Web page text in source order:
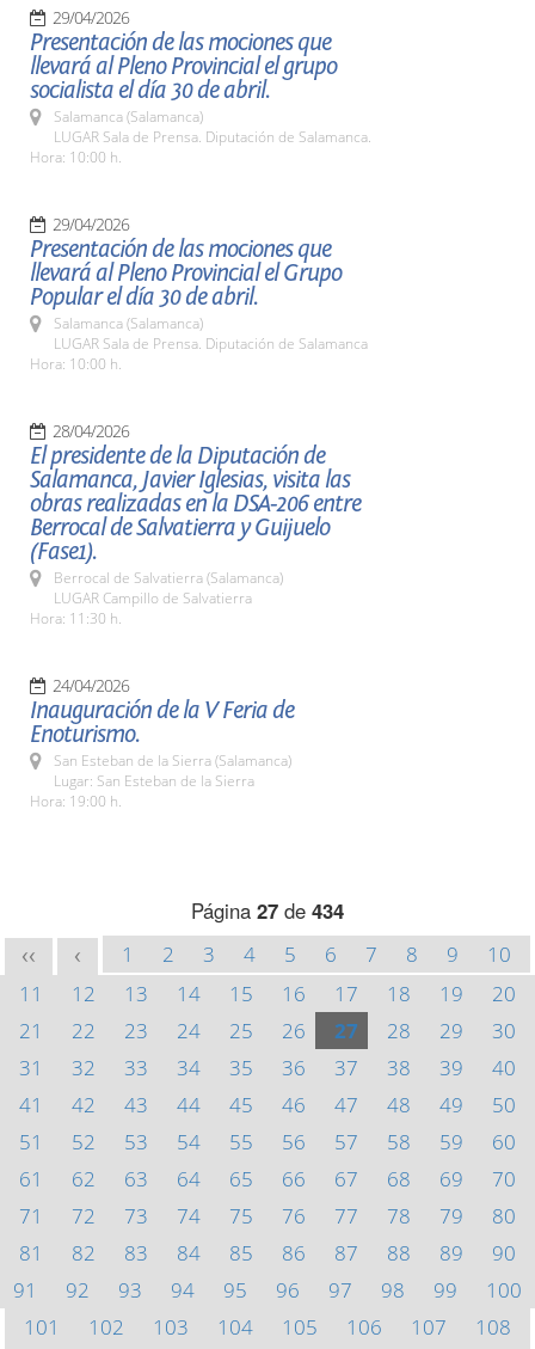
29/04/2026
Presentación de las mociones que
llevará al Pleno Provincial el grupo
socialista el día 30 de abril.
Salamanca (Salamanca)
LUGAR Sala de Prensa. Diputación de Salamanca.
Hora: 10:00 h.
29/04/2026
Presentación de las mociones que
llevará al Pleno Provincial el Grupo
Popular el día 30 de abril.
Salamanca (Salamanca)
LUGAR Sala de Prensa. Diputación de Salamanca
Hora: 10:00 h.
28/04/2026
El presidente de la Diputación de
Salamanca, Javier Iglesias, visita las
obras realizadas en la DSA-206 entre
Berrocal de Salvatierra y Guijuelo
(Fase1).
Berrocal de Salvatierra (Salamanca)
LUGAR Campillo de Salvatierra
Hora: 11:30 h.
24/04/2026
Inauguración de la V Feria de
Enoturismo.
San Esteban de la Sierra (Salamanca)
Lugar: San Esteban de la Sierra
Hora: 19:00 h.
Página 27 de 434
<< < 1 2 3 4 5 6 7 8 9
10
11
12 13 14 15 16 17 18 19
20
21
22 23 24 25 26 27 28 29
30
31
32 33 34 35 36 37 38 39
40
41
42 43 44 45 46 47 48 49
50
51
52 53 54 55 56 57 58 59
60
61
62 63 64 65 66 67 68 69
70
71
72 73 74 75 76 77 78 79
80
81
82 83 84 85 86 87 88 89
90
91
92 93 94 95 96 97 98 99
100
101
102 103 104 105 106 107
108